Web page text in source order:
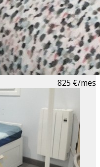
825 €/mes